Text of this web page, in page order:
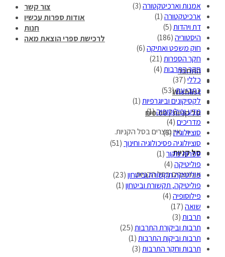
צור קשר
אודות ספרות עכשיו
חנות
לרכישת ספרי הוצאת מאה
התחבר
Wishlist
סל קניות /
₪0.00
אין מוצרים בסל הקניות.
סל קניות
אין מוצרים בסל הקניות.
אמנות וארכיטקטורה(3)
ארכיטקטורה(1)
דת ויהדות(5)
היסטוריה(186)
חוק משפט ואתיקה(6)
חקר הספרות(21)
חקר התרבות(4)
כללי(37)
כתבי עת(53)
לקסיקונים וביוגרפיות(1)
מדע ופילוסופיה(1)
מדריכים(4)
סוציולוגיה(6)
סוציולוגיה פסיכולוגיה וחינוך (51)
ספרות מקור(1)
פוליטיקה(4)
פוליטיקה תקשורת וביטחון(23)
פוליטיקה, תקשורת וביטחון(1)
פילוסופיה(4)
שואה(17)
תרבות(3)
תרבות וביקורת התרבות(25)
תרבות וביקות התרבות(1)
תרבות וחקר התרבות(3)